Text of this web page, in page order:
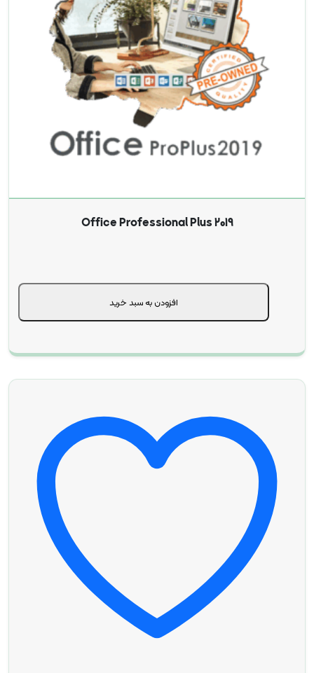
Office Professional Plus 2019
افزودن به سبد خرید